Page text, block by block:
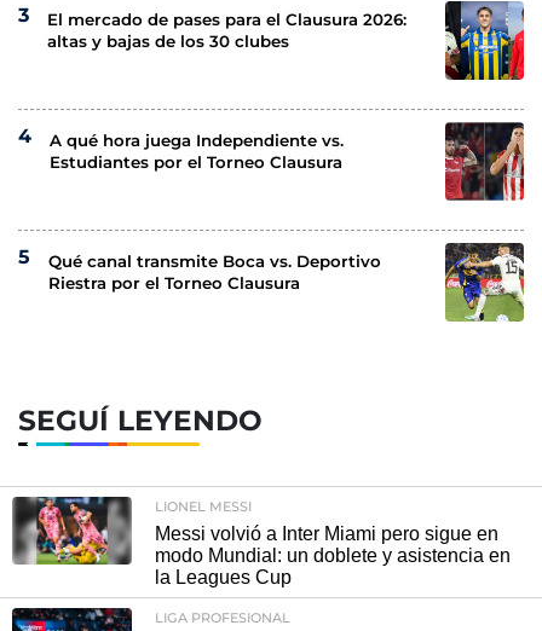
El mercado de pases para el Clausura 2026:
altas y bajas de los 30 clubes
A qué hora juega Independiente vs.
Estudiantes por el Torneo Clausura
Qué canal transmite Boca vs. Deportivo
Riestra por el Torneo Clausura
SEGUÍ LEYENDO
LIONEL MESSI
Messi volvió a Inter Miami pero sigue en
modo Mundial: un doblete y asistencia en
la Leagues Cup
LIGA PROFESIONAL